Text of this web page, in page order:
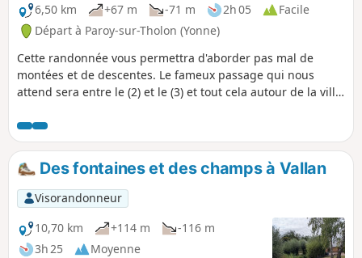
6,50 km
+67 m -71 m 2h 05
Facile
Départ à Paroy-sur-Tholon (Yonne)
Cette randonnée vous permettra d'aborder pas mal de
montées et de descentes. Le fameux passage qui nous
attend sera entre le (2) et le (3) et tout cela autour de la ville
Des fontaines et des champs à Vallan
Visorandonneur
10,70 km
+114 m
-116 m
3h 25
Moyenne